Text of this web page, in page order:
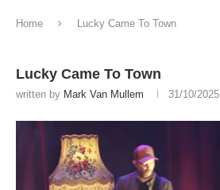
Home Lucky Came To Town
Lucky Came To Town
written by Mark Van Mullem 31/10/2025